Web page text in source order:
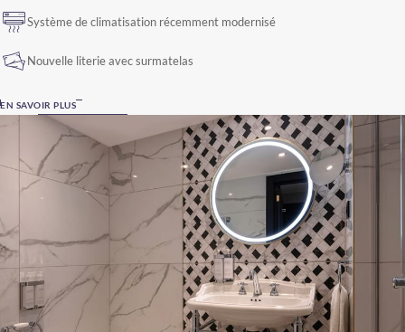
Système de climatisation récemment modernisé
Nouvelle literie avec surmatelas
EN SAVOIR PLUS